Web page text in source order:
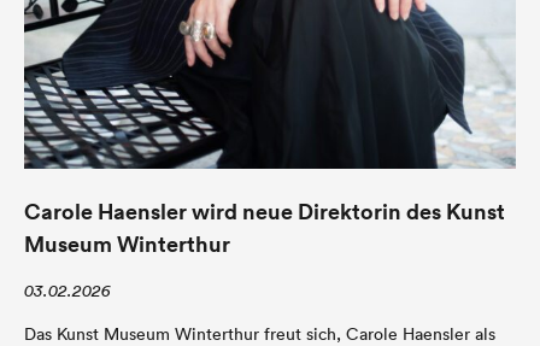
Carole Haensler wird neue Direktorin des Kunst
Museum Winterthur
03.02.2026
Das Kunst Museum Winterthur freut sich, Carole Haensler als